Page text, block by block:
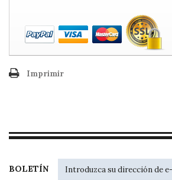
Imprimir
BOLETÍN